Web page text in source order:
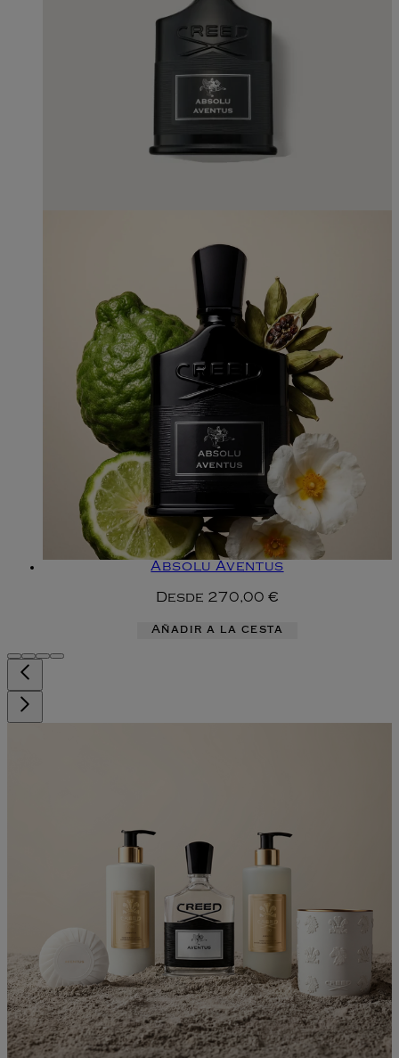
Absolu Aventus
Desde 270,00 €
Añadir a la cesta